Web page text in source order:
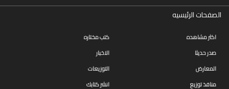
اعلام
علوم
101
تجربة
الصفحات الرئيسيه
اكثر مشاهده
كتب مختاره
صدر حديثا
الاخبار
المعارض
التوزيعات
منافذ توزيع
انشر كتابك